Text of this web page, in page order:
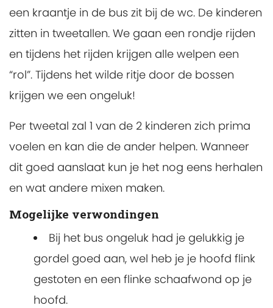
een kraantje in de bus zit bij de wc. De kinderen
zitten in tweetallen. We gaan een rondje rijden
en tijdens het rijden krijgen alle welpen een
“rol”. Tijdens het wilde ritje door de bossen
krijgen we een ongeluk!
Per tweetal zal 1 van de 2 kinderen zich prima
voelen en kan die de ander helpen. Wanneer
dit goed aanslaat kun je het nog eens herhalen
en wat andere mixen maken.
Mogelijke verwondingen
Bij het bus ongeluk had je gelukkig je
gordel goed aan, wel heb je je hoofd flink
gestoten en een flinke schaafwond op je
hoofd.